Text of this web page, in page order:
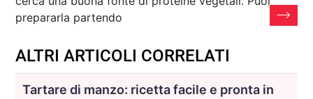
prepararla partendo
ALTRI ARTICOLI CORRELATI
Tartare di manzo: ricetta facile e pronta in